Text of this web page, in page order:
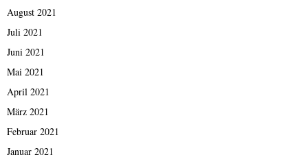
August 2021
Juli 2021
Juni 2021
Mai 2021
April 2021
März 2021
Februar 2021
Januar 2021